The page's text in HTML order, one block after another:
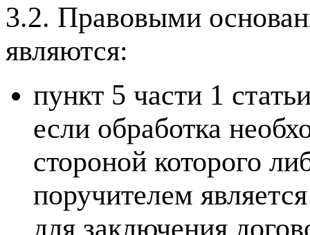
3.2. Правовыми
являются:
пункт 5 части 1
если обработка
стороной которого
поручителем
для заключения